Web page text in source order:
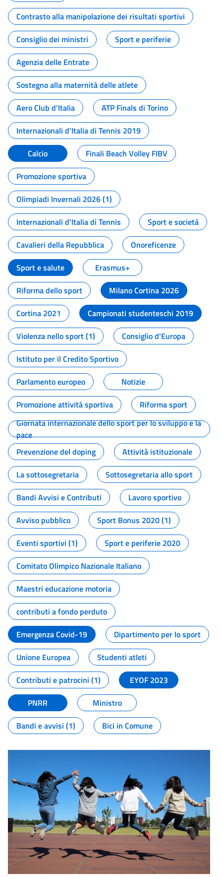
Contrasto alla manipolazione dei risultati sportivi
Consiglio dei ministri
Sport e periferie
Agenzia delle Entrate
Sostegno alla maternità delle atlete
Aero Club d'Italia
ATP Finals di Torino
Internazionali d'Italia di Tennis 2019
Calcio
Finali Beach Volley FIBV
Promozione sportiva
Olimpiadi Invernali 2026 (1)
Internazionali d'Italia di Tennis
Sport e società
Cavalieri della Repubblica
Onoreficenze
Sport e salute
Erasmus+
Riforma dello sport
Milano Cortina 2026
Cortina 2021
Campionati studenteschi 2019
Violenza nello sport (1)
Consiglio d'Europa
Istituto per il Credito Sportivo
Parlamento europeo
Notizie
Promozione attività sportiva
Riforma sport
Giornata internazionale dello sport per lo sviluppo e la
pace
Prevenzione del doping
Attività istituzionale
La sottosegretaria
Sottosegretaria allo sport
Bandi Avvisi e Contributi
Lavoro sportivo
Avviso pubblico
Sport Bonus 2020 (1)
Eventi sportivi (1)
Sport e periferie 2020
Comitato Olimpico Nazionale Italiano
Maestri educazione motoria
contributi a fondo perduto
Emergenza Covid-19
Dipartimento per lo sport
Unione Europea
Studenti atleti
Contributi e patrocini (1)
EYOF 2023
PNRR
Ministro
Bandi e avvisi (1)
Bici in Comune